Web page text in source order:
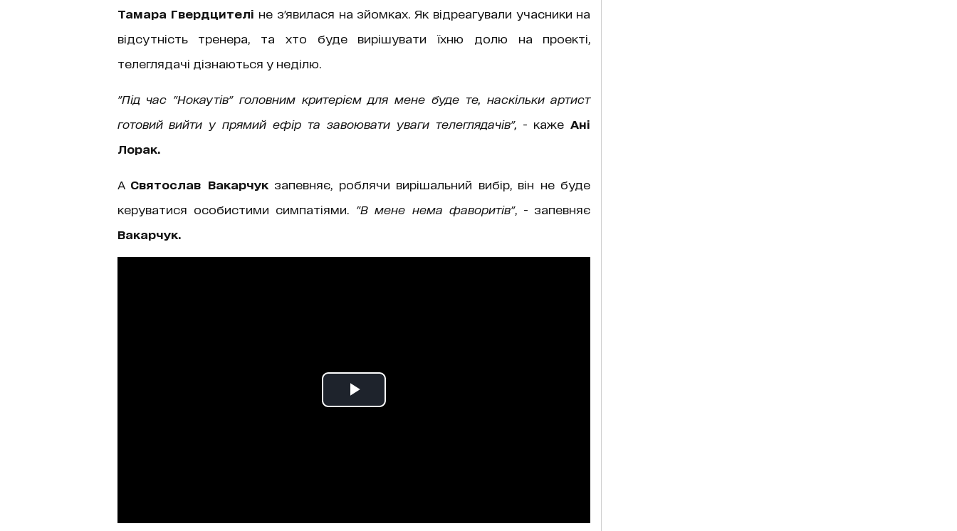
Тамара Гвердцителі не з'явилася на зйомках. Як відреагували учасники на
відсутність тренера, та хто буде вирішувати їхню долю на проекті,
телеглядачі дізнаються у неділю.
"Під час "Нокаутів" головним критерієм для мене буде те, наскільки артист
готовий вийти у прямий ефір та завоювати уваги телеглядачів", - каже Ані
Лорак.
А Святослав Вакарчукзапевняє, роблячи вирішальний вибір, він не буде
керуватися особистими симпатіями. "В мене нема фаворитів", - запевняє
Вакарчук.